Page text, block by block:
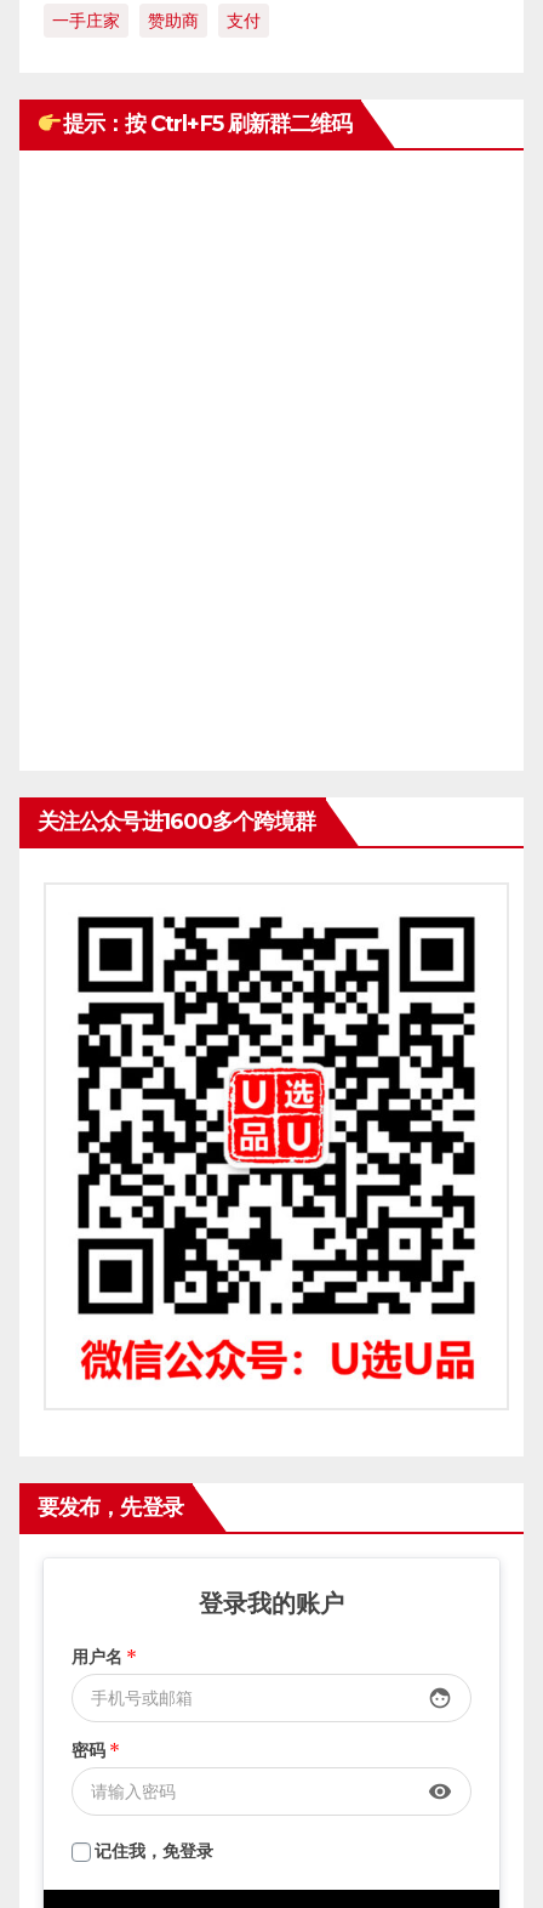
一手庄家 赞助商 支付
提示：按 Ctrl+F5 刷新群二维码
关注公众号进1600多个跨境群
要发布，先登录
登录我的账户
用户名 *
face
密码 *
visibility
记住我，免登录